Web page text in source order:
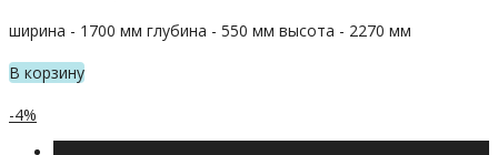
ширина - 1700 мм глубина - 550 мм высота - 2270 мм
В корзину
-4%